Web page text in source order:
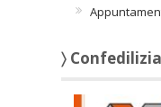
〉